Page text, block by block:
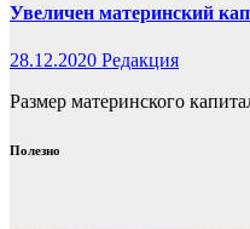
Увеличен материнский
28.12.2020 Редакция
Размер материнского
Полезно